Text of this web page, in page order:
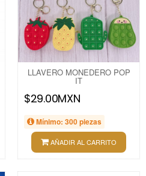
LLAVERO MONEDERO POP
IT
$29.00MXN
Mínimo: 300 piezas
AÑADIR AL CARRITO